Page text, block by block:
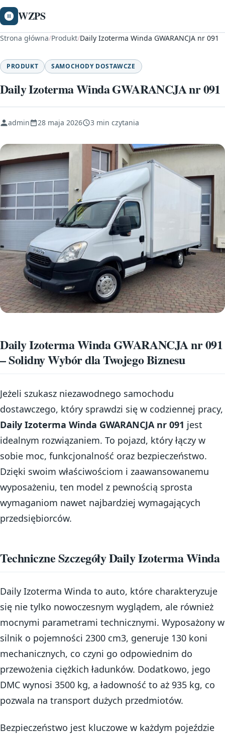
WZPS
Strona główna/Produkt/Daily Izoterma Winda GWARANCJA nr 091
PRODUKT SAMOCHODY DOSTAWCZE
Daily Izoterma Winda GWARANCJA nr 091
admin 28 maja 2026 3 min czytania
Daily Izoterma Winda GWARANCJA nr 091
– Solidny Wybór dla Twojego Biznesu
Jeżeli szukasz niezawodnego samochodu
dostawczego, który sprawdzi się w codziennej pracy,
Daily Izoterma Winda GWARANCJA nr 091 jest
idealnym rozwiązaniem. To pojazd, który łączy w
sobie moc, funkcjonalność oraz bezpieczeństwo.
Dzięki swoim właściwościom i zaawansowanemu
wyposażeniu, ten model z pewnością sprosta
wymaganiom nawet najbardziej wymagających
przedsiębiorców.
Techniczne Szczegóły Daily Izoterma Winda
Daily Izoterma Winda to auto, które charakteryzuje
się nie tylko nowoczesnym wyglądem, ale również
mocnymi parametrami technicznymi. Wyposażony w
silnik o pojemności 2300 cm3, generuje 130 koni
mechanicznych, co czyni go odpowiednim do
przewożenia ciężkich ładunków. Dodatkowo, jego
DMC wynosi 3500 kg, a ładowność to aż 935 kg, co
pozwala na transport dużych przedmiotów.
Bezpieczeństwo jest kluczowe w każdym pojeździe